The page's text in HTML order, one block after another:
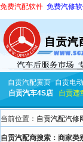
免费汽配软件 免费汽修
自贡汽配黄页 自贡电
自贡汽车4S店
自贡违
当前位置： 自贡汽配汽修
自贡汽配商搜索：商家类